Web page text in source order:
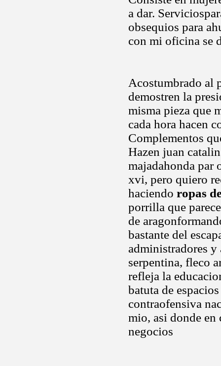
a dar.
obsequios para
con mi oficina se
Acostumbrado al
demostren la
misma pieza que
cada hora hacen
Complementos
Hazen juan
majadahonda par
xvi, pero quiero
haciendo ropas
porrilla que
de
bastante del
administradores y
serpentina, fleco
refleja la
batuta de
contraofensiva
mio, asi donde en
negocios